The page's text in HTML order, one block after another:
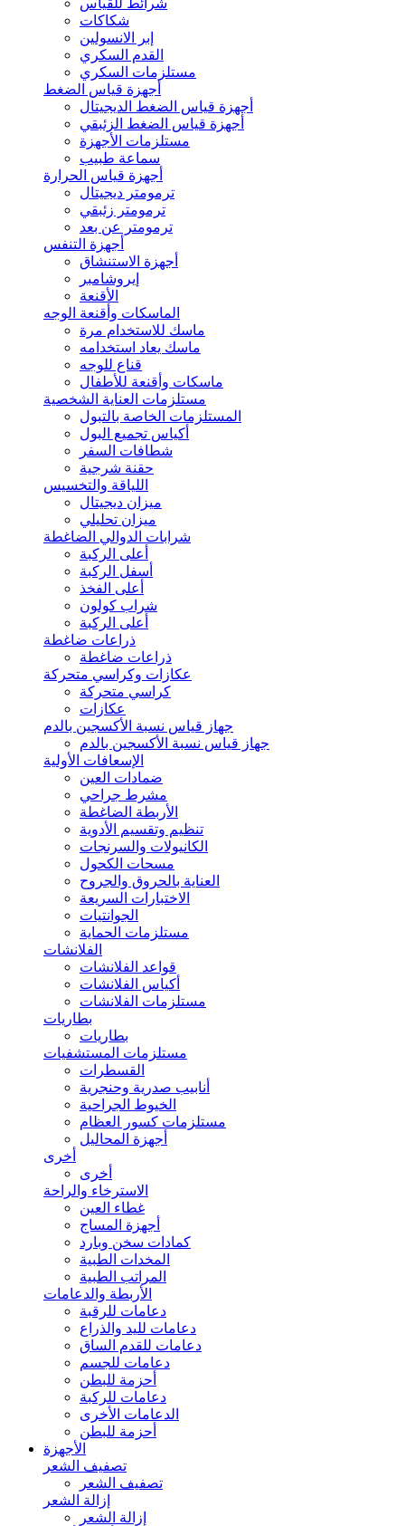
شرائط للقياس
شكاكات
إبر الانسولين
القدم السكري
مستلزمات السكري
أجهزة قياس الضغط
أجهزة قياس الضغط الديجيتال
أجهزة قياس الضغط الزئبقي
مستلزمات الأجهزة
سماعة طبيب
أجهزة قياس الحرارة
ترمومتر ديجيتال
ترمومتر زئبقي
ترمومتر عن بعد
أجهزة التنفس
أجهزة الاستنشاق
إيروشامبر
الأقنعة
الماسكات وأقنعة الوجه
ماسك للاستخدام مرة
ماسك يعاد استخدامه
قناع للوجه
ماسكات وأقنعة للأطفال
مستلزمات العناية الشخصية
المستلزمات الخاصة بالتبول
أكياس تجميع البول
شطافات السفر
حقنة شرجية
اللياقة والتخسيس
ميزان ديجيتال
ميزان تحليلي
شرابات الدوالي الضاغطة
أعلى الركبة
أسفل الركبة
أعلى الفخذ
شراب كولون
أعلى الركبة
ذراعات ضاغطة
ذراعات ضاغطة
عكازات وكراسي متحركة
كراسي متحركة
عكازات
جهاز قياس نسبة الأكسجين بالدم
جهاز قياس نسبة الأكسجين بالدم
الإسعافات الأولية
ضمادات العين
مشرط جراحي
الأربطة الضاغطة
تنظيم وتقسيم الأدوية
الكانيولات والسرنجات
مسحات الكحول
العناية بالحروق والجروح
الاختبارات السريعة
الجوانتيات
مستلزمات الحماية
الفلانشات
قواعد الفلانشات
أكياس الفلانشات
مستلزمات الفلانشات
بطاريات
بطاريات
مستلزمات المستشفيات
القسطرات
أنابيب صدرية وحنجرية
الخيوط الجراحية
مستلزمات كسور العظام
أجهزة المحاليل
أخرى
أخرى
الاسترخاء والراحة
غطاء العين
أجهزة المساج
كمادات سخن وبارد
المخدات الطبية
المراتب الطبية
الأربطة والدعامات
دعامات للرقبة
دعامات لليد والذراع
دعامات للقدم الساق
دعامات للجسم
أحزمة للبطن
دعامات للركبة
الدعامات الأخرى
أحزمة للبطن
الأجهزة
تصفيف الشعر
تصفيف الشعر
إزالة الشعر
إزالة الشعر